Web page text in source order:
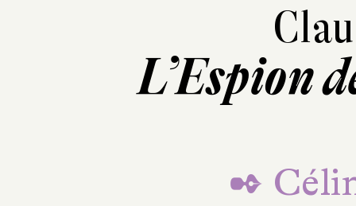
L’Espion
✒